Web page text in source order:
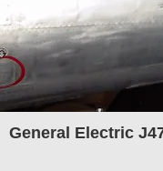
General Electric